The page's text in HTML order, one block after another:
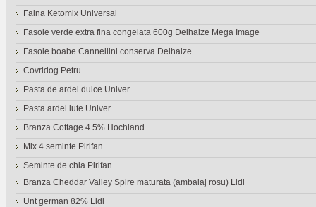
Faina Ketomix Universal
Fasole verde extra fina congelata 600g Delhaize Mega Image
Fasole boabe Cannellini conserva Delhaize
Covridog Petru
Pasta de ardei dulce Univer
Pasta ardei iute Univer
Branza Cottage 4.5% Hochland
Mix 4 seminte Pirifan
Seminte de chia Pirifan
Branza Cheddar Valley Spire maturata (ambalaj rosu) Lidl
Unt german 82% Lidl